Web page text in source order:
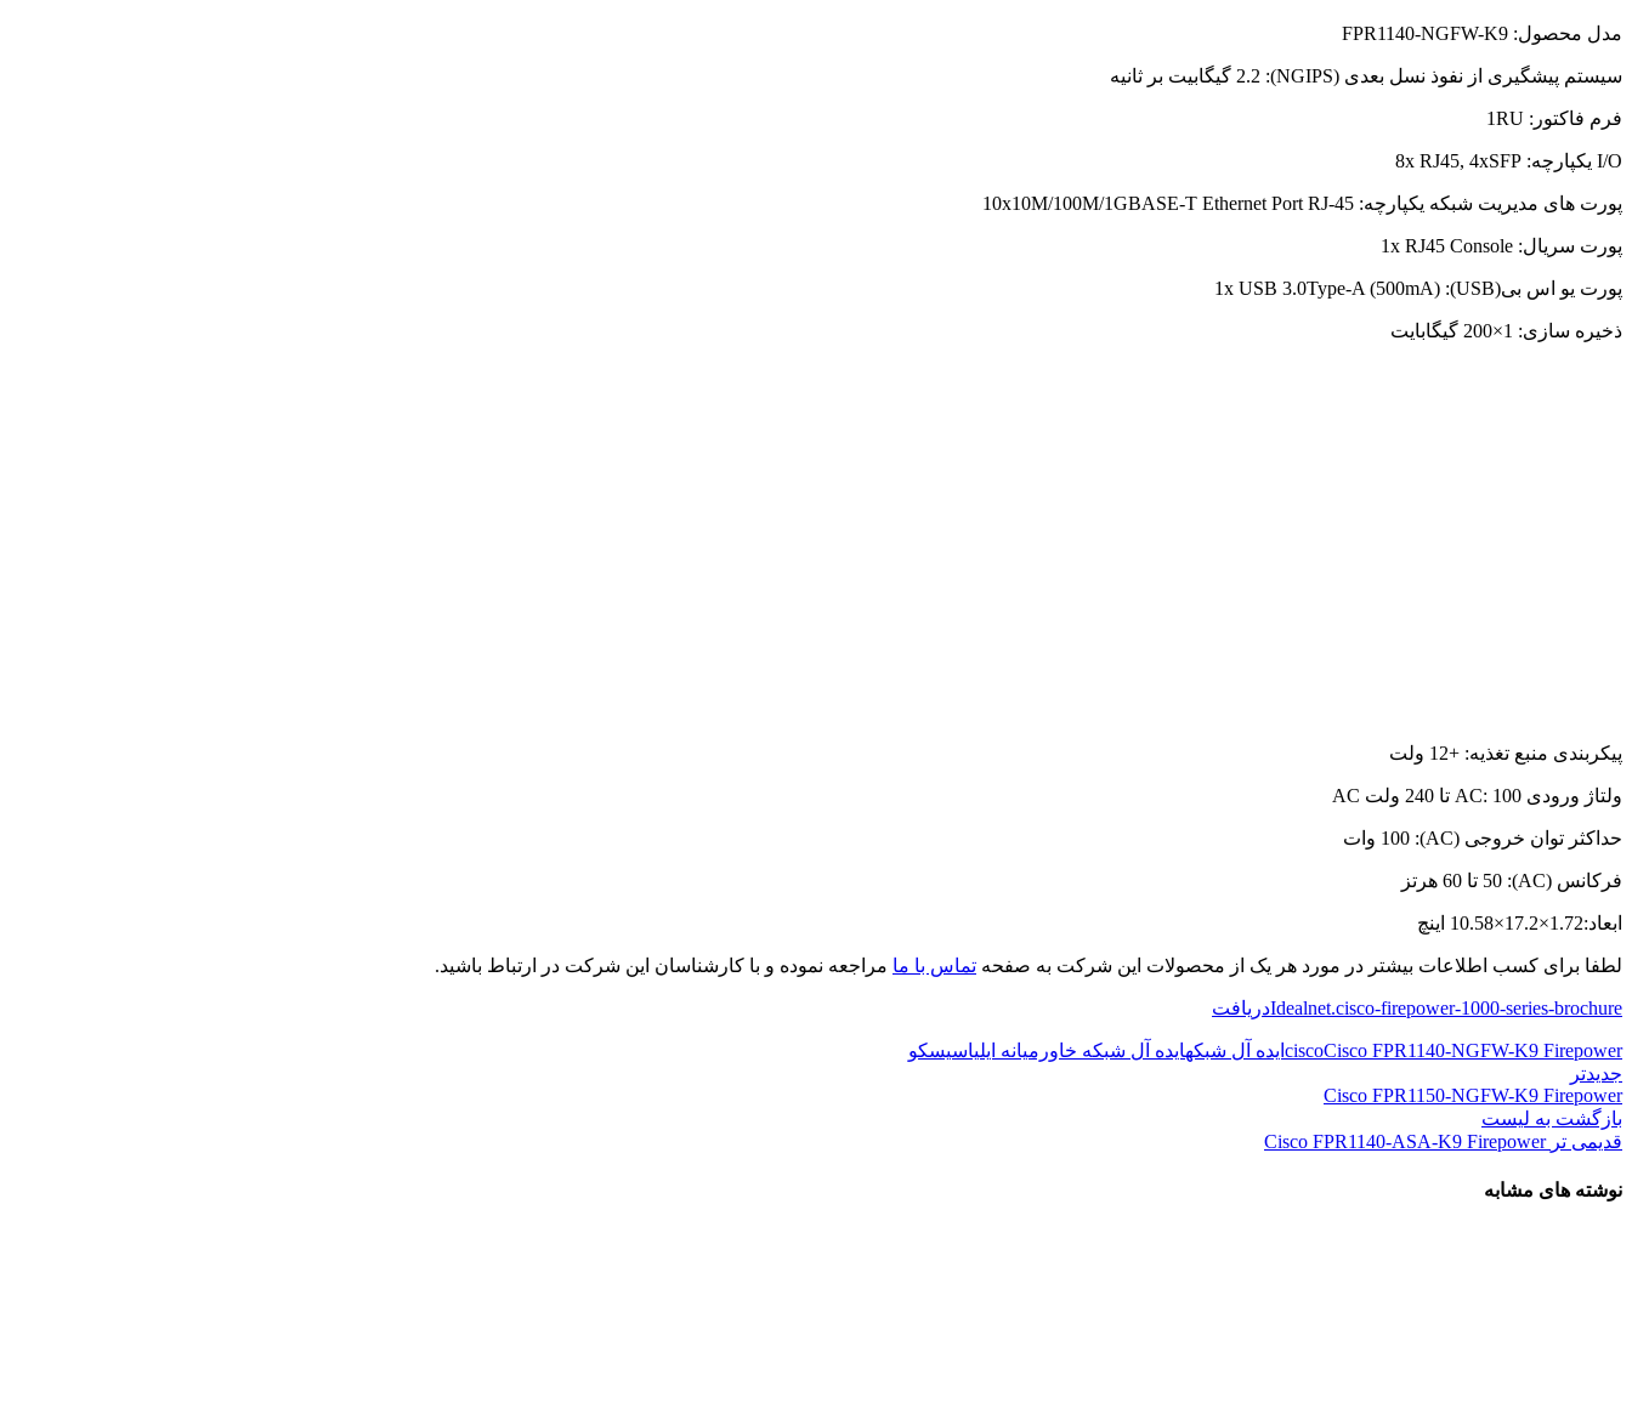
مدل محصول: FPR1140-NGFW-K9
سیستم پیشگیری از نفوذ نسل بعدی (NGIPS): 2.2 گیگابیت بر ثانیه
فرم فاکتور: 1RU
I/O یکپارچه: 8x RJ45, 4xSFP
پورت های مدیریت شبکه یکپارچه: 10x10M/100M/1GBASE-T Ethernet Port RJ-45
پورت سریال: 1x RJ45 Console
پورت یو اس بی(USB): 1x USB 3.0Type-A (500mA)
ذخیره سازی: 1×200 گیگابایت
پیکربندی منبع تغذیه: +12 ولت
ولتاژ ورودی AC: 100 تا 240 ولت AC
حداکثر توان خروجی (AC): 100 وات
فرکانس (AC): 50 تا 60 هرتز
ابعاد:1.72×17.2×10.58 اینچ
لطفا برای کسب اطلاعات بیشتر در مورد هر یک از محصولات این شرکت به صفحه تماس با ما مراجعه نموده و با کارشناسان این شرکت در ارتباط باشید.
Idealnet.cisco-firepower-1000-series-brochureدریافت
ciscoCisco FPR1140-NGFW-K9 Firepower ایده آل شبکهایده آل شبکه خاورمیانه ایلیاسیسکو
جدیدتر
Cisco FPR1150-NGFW-K9 Firepower
بازگشت به لیست
قدیمی تر Cisco FPR1140-ASA-K9 Firepower
نوشته های مشابه